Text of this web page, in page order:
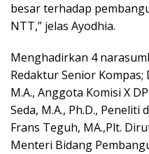
besar terhadap
NTT,” jelas Ayodhia.
Menghadirkan 4
Redaktur Senior
M.A., Anggota Komisi X
Seda, M.A., Ph.D., Peneliti
Frans Teguh, MA.,Plt.
Menteri Bidang